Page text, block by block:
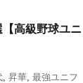
高級野球ユニ
, 昇華, 最強ユニフ